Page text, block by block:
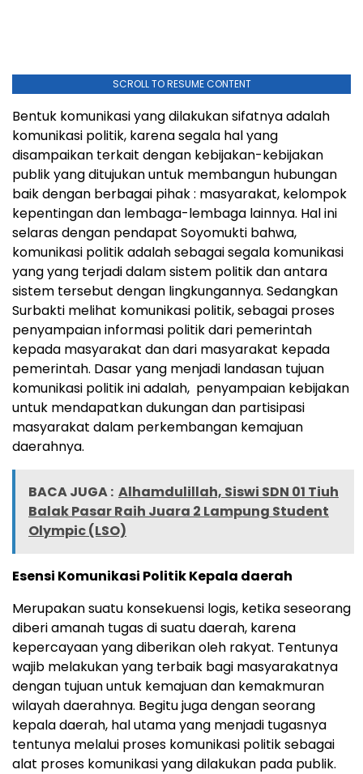
SCROLL TO RESUME CONTENT
Bentuk komunikasi yang dilakukan sifatnya adalah
komunikasi politik, karena segala hal yang
disampaikan terkait dengan kebijakan-kebijakan
publik yang ditujukan untuk membangun hubungan
baik dengan berbagai pihak : masyarakat, kelompok
kepentingan dan lembaga-lembaga lainnya. Hal ini
selaras dengan pendapat Soyomukti bahwa,
komunikasi politik adalah sebagai segala komunikasi
yang yang terjadi dalam sistem politik dan antara
sistem tersebut dengan lingkungannya. Sedangkan
Surbakti melihat komunikasi politik, sebagai proses
penyampaian informasi politik dari pemerintah
kepada masyarakat dan dari masyarakat kepada
pemerintah. Dasar yang menjadi landasan tujuan
komunikasi politik ini adalah, penyampaian kebijakan
untuk mendapatkan dukungan dan partisipasi
masyarakat dalam perkembangan kemajuan
daerahnya.
BACA JUGA : Alhamdulillah, Siswi SDN 01 Tiuh
Balak Pasar Raih Juara 2 Lampung Student
Olympic (LSO)
Esensi Komunikasi Politik Kepala daerah
Merupakan suatu konsekuensi logis, ketika seseorang
diberi amanah tugas di suatu daerah, karena
kepercayaan yang diberikan oleh rakyat. Tentunya
wajib melakukan yang terbaik bagi masyarakatnya
dengan tujuan untuk kemajuan dan kemakmuran
wilayah daerahnya. Begitu juga dengan seorang
kepala daerah, hal utama yang menjadi tugasnya
tentunya melalui proses komunikasi politik sebagai
alat proses komunikasi yang dilakukan pada publik.